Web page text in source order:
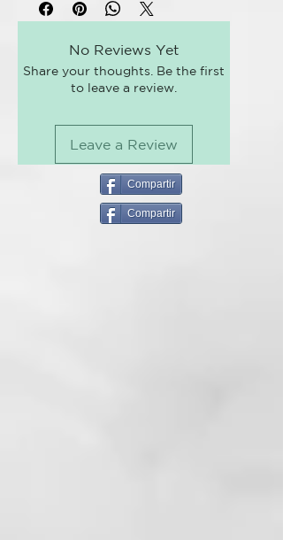
flexible. Facilita el peinado
previniendo el daño causado por
el peinado. Deja el cabello
manejable y define los rizos.
BENEFICIOS CLAVE
Nutre el cabello sin apelmazarlo,
aportando brillo, suavidad y
elasticidad. Revitaliza los rizos y
su fórmula no contiene aceites
No Reviews Yet
Share your thoughts. Be the first
to leave a review.
Leave a Review
Compartir
Compartir